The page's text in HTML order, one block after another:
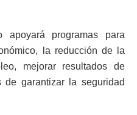
programas para
la reducción de la
mejorar resultados de
garantizar la seguridad